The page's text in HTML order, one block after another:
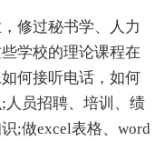
修过秘书学、人力
学校的理论课程在
何接听电话，如何
人员招聘、培训、绩
;做excel表格、word